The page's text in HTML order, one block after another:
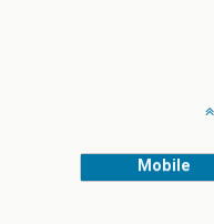
Mobile